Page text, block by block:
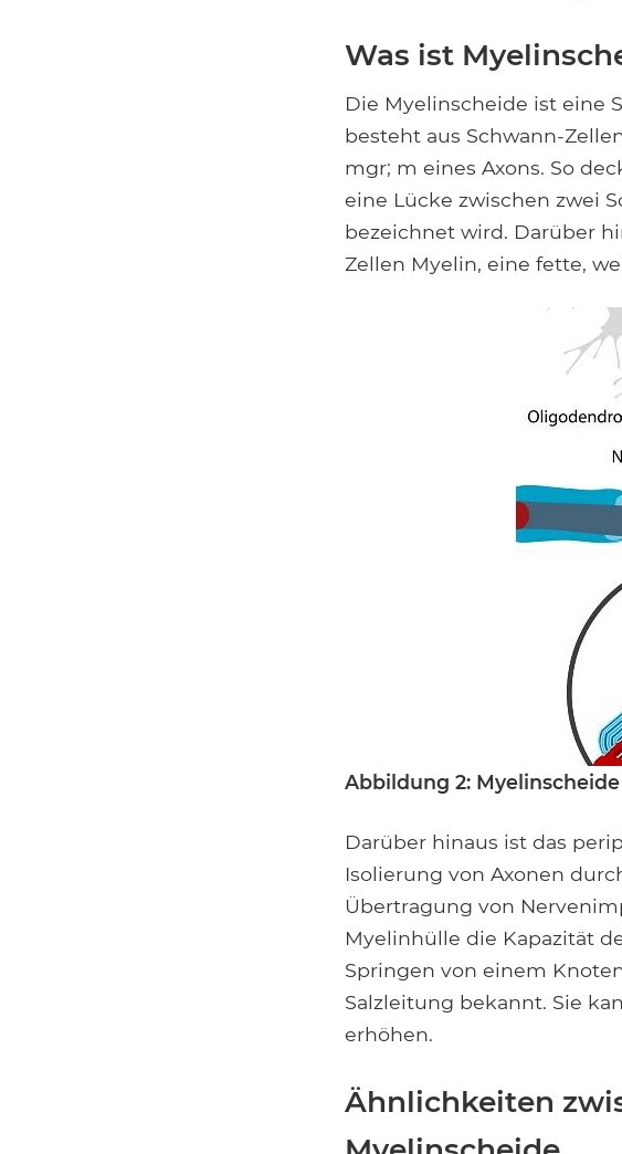
Was ist
Die Myelinscheide ist eine
besteht aus Schwann-
mgr; m eines Axons. So
eine Lücke zwischen zwei
bezeichnet wird. Darüber
Zellen Myelin, eine fette,
Abbildung 2: Myelinscheide
Darüber hinaus ist das
Isolierung von Axonen
Übertragung von
Myelinhülle die Kapazität
Springen von einem
Salzleitung bekannt. Sie
erhöhen.
Ähnlichkeiten